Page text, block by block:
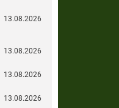
13.08.2026
13.08.2026
13.08.2026
13.08.2026